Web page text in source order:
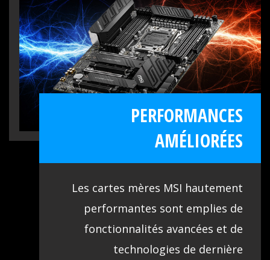
tous vos composants. De plus, nous
offrons une liste de compatibilité
étendue pour un composant important,
la mémoire. Avec la technologie DDR4
Boost, nous vous assurons même une
excellente prise en charge de
l'overclocking.
PERFORMANCES
AMÉLIORÉES
Les cartes mères MSI hautement
performantes sont emplies de
fonctionnalités avancées et de
technologies de dernière